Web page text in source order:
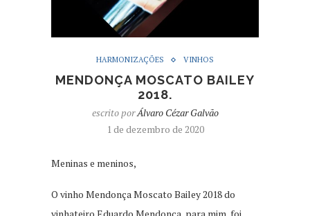
HARMONIZAÇÕES VINHOS
MENDONÇA MOSCATO BAILEY
2018.
escrito porÁlvaro Cézar Galvão
1 de dezembro de 2020
Meninas e meninos,
O vinho Mendonça Moscato Bailey 2018 do